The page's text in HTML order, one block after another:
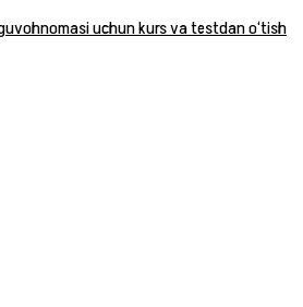
uchun kurs va testdan o‘tish